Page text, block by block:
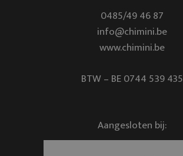
0485/49 46 87
info@chimini.be
www.chimini.be
BTW – BE 0744 539 435
Aangesloten bij: